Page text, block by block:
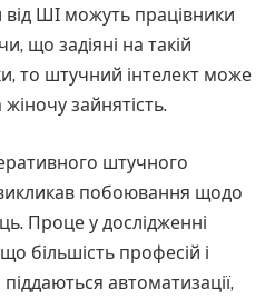
ШІ можуть працівники
що задіяні на такій
то штучний інтелект може
зайнятість.
штучного
викликав побоювання щодо
Проце у дослідженні
більшість професій і
автоматизації,